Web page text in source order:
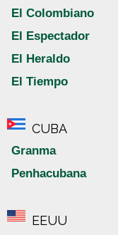
El Colombiano
El Espectador
El Heraldo
El Tiempo
CUBA
Granma
Penhacubana
EEUU